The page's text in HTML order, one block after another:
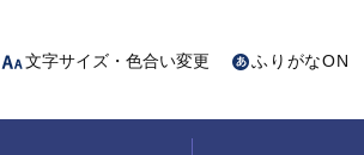
文字サイズ・色合い変更 ふりがなON